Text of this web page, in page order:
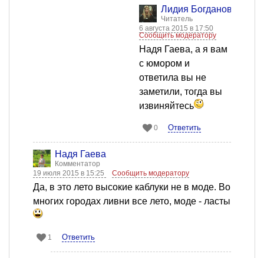
Лидия Богданова
Читатель
6 августа 2015 в 17:50
Сообщить модератору
Надя Гаева, а я вам
с юмором и
ответила вы не
заметили, тогда вы
извиняйтесь
0 Ответить
Надя Гаева
Комментатор
19 июля 2015 в 15:25
Сообщить модератору
Да, в это лето высокие каблуки не в моде. Во
многих городах ливни все лето, моде - ласты
1 Ответить